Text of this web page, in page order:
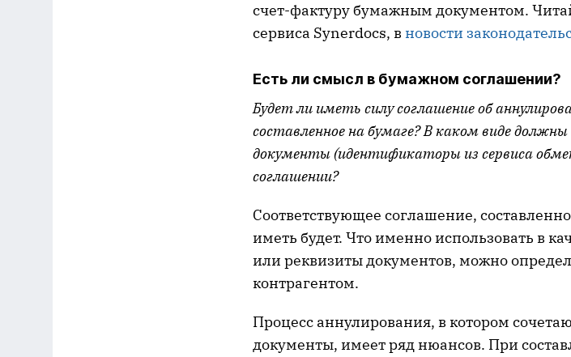
счет-фактуру бумажным документом.
сервиса Synerdocs, в новости
Есть ли смысл в бумажном соглашении?
Будет ли иметь силу соглашение об
составленное на бумаге? В каком виде
документы (идентификаторы из сервиса
соглашении?
Соответствующее соглашение,
иметь будет. Что именно использовать в
или реквизиты документов, можно
контрагентом.
Процесс аннулирования, в котором
документы, имеет ряд нюансов. При